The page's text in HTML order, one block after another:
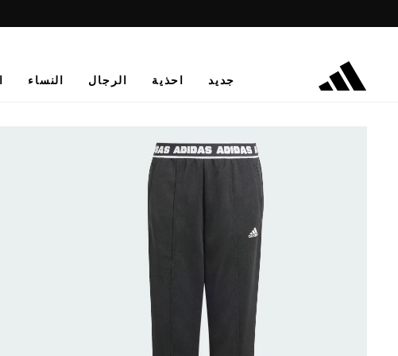
جديد احذية الرجال النساء